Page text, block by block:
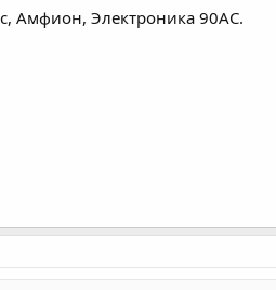
Амфион, Электроника 90АС.